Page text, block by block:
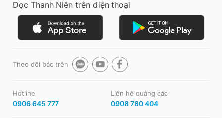
Đọc Thanh Niên trên điện thoại
Theo dõi báo trên
Hotline
0906 645 777
Liên hệ quảng cáo
0908 780 404